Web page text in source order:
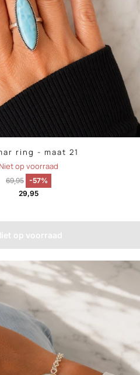
ring - maat 21
Niet op voorraad
69,95
-57%
29,95
op voorraad